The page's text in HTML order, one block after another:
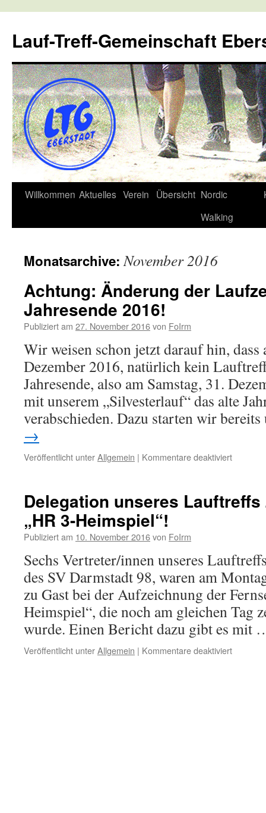
Lauf-Treff-Gemeinschaft
Zum
Willkommen Aktuelles Verein Übersicht Nordic
Walking
Monatsarchive:November 2016
Achtung: Änderung der
Jahresende 2016!
Publiziert am 27. November 2016von FoIrm
Wir weisen schon jetzt darauf hin, dass
Dezember 2016, natürlich kein
Jahresende, also am Samstag, 31.
mit unserem „Silvesterlauf“ das alte
verabschieden. Dazu starten wir
→
Veröffentlicht unterAllgemein | Kommentare deaktiviertfür
Delegation unseres
„HR 3-Heimspiel“!
Publiziert am 10. November 2016von FoIrm
Sechs Vertreter/innen unseres
des SV Darmstadt 98, waren am
zu Gast bei der Aufzeichnung der
Heimspiel“, die noch am gleichen Tag
wurde. Einen Bericht dazu gibt es
Veröffentlicht unterAllgemein | Kommentare deaktiviertfür